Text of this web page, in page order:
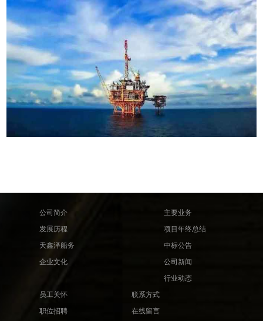
公司简介
发展历程
天鑫泽船务
企业文化
主要业务
项目年终总结
中标公告
公司新闻
行业动态
员工关怀
职位招聘
联系方式
在线留言